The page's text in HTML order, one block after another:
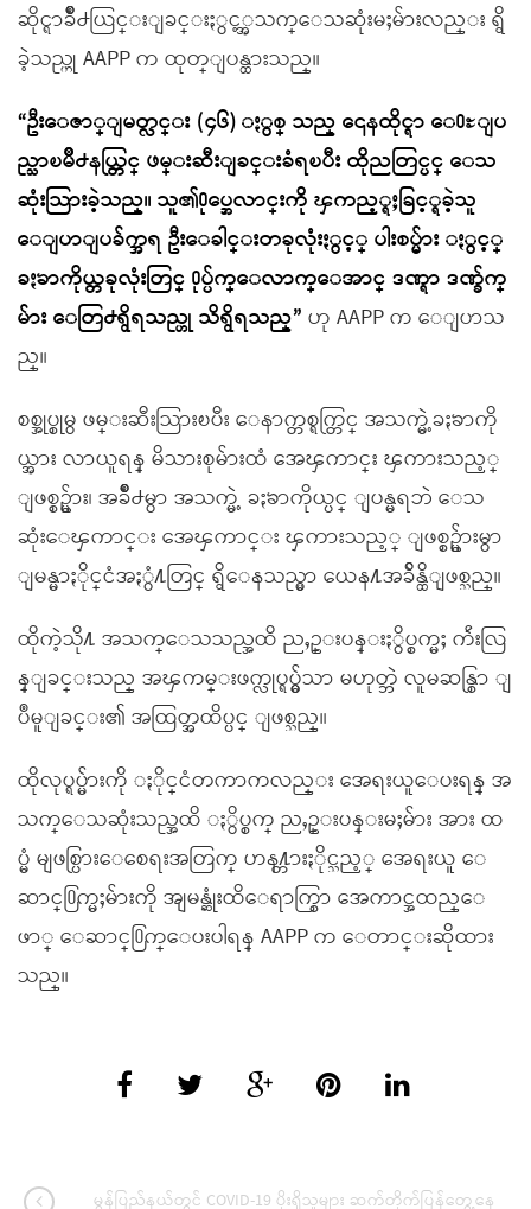
ဆိုင္ရာခ်ိဳ႕ယြင္းျခင္းႏွင့္အသက္ေသဆုံးမႈမ်ားလည္း ရွိ
ခဲ့သည္ဟု AAPP က ထုတ္ျပန္ထားသည္။
“ဦးေဇာ္ျမတ္လင္း (၄၆) ႏွစ္ သည္ ၎ေနထိုင္ရာ ေ႐ႊျပ
ည္သာၿမိဳ႕နယ္တြင္ ဖမ္းဆီးျခင္းခံရၿပီး ထိုညတြင္ပင္ ေသ
ဆုံးသြားခဲ့သည္။ သူ၏႐ုပ္အေလာင္းကို ၾကည့္ရႈခြင့္ရခဲ့သူ
ေျပာျပခ်က္အရ ဦးေခါင္းတခုလုံးႏွင့္ ပါးစပ္မ်ား ႏွင့္
ခႏၶာကိုယ္တခုလုံးတြင္ ႐ုပ္ပ်က္ေလာက္ေအာင္ ဒဏ္ရာ ဒဏ္ခ်က္
မ်ား ေတြ႕ရွိရသည္ဟု သိရွိရသည္” ဟု AAPP က ေျပာသ
ည္။
စစ္အုပ္စုမွ ဖမ္းဆီးသြားၿပီး ေနာက္တစ္ရက္တြင္ အသက္မဲ့ခႏၶာကို
ယ္အား လာယူရန္ မိသားစုမ်ားထံ အေၾကာင္း ၾကားသည့္
ျဖစ္စဥ္မ်ား၊ အခ်ိဳ႕မွာ အသက္မဲ့ ခႏၶာကိုယ္ပင္ ျပန္မရဘဲ ေသ
ဆုံးေၾကာင္း အေၾကာင္း ၾကားသည့္ ျဖစ္စဥ္မ်ားမွာ
ျမန္မာႏိုင္ငံအႏွံ႔တြင္ ရွိေနသည္မွာ ယေန႔အခ်ိန္ထိျဖစ္သည္။
ထိုကဲ့သို႔ အသက္ေသသည္အထိ ညႇဥ္းပန္းႏွိပ္စက္မႈ က်ဴးလြ
န္ျခင္းသည္ အၾကမ္းဖက္လုပ္ရပ္မွ်သာ မဟုတ္ဘဲ လူမဆန္စြာ ျ
ပဳမူျခင္း၏ အထြတ္အထိပ္ပင္ ျဖစ္သည္။
ထိုလုပ္ရပ္မ်ားကို ႏိုင္ငံတကာကလည္း အေရးယူေပးရန္ အ
သက္ေသဆုံးသည္အထိ ႏွိပ္စက္ ညႇဥ္းပန္းမႈမ်ား အား ထ
ပ္မံ မျဖစ္ပြားေစေရးအတြက္ ဟန႔္တားႏိုင္သည့္ အေရးယူ ေ
ဆာင္႐ြက္မႈမ်ားကို အျမန္ဆုံးထိေရာက္စြာ အေကာင္အထည္ေ
ဖာ္ ေဆာင္႐ြက္ေပးပါရန္ AAPP က ေတာင္းဆိုထား
သည္။
မွန်ပြည်နယ်တွင် COVID-19 ပိုးရှိသူများ ဆက်တိုက်ပြန်တွေ့နေ